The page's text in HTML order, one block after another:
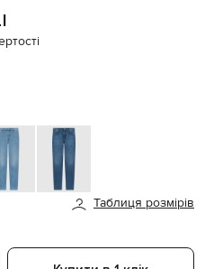
Таблиця розмірів